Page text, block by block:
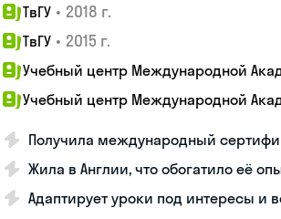
ТвГУ • 2018 г.
ТвГУ • 2015 г.
Учебный центр Международной
Учебный центр Международной
Получила международный
Жила в Англии, что обогатило её
Адаптирует уроки под интересы и